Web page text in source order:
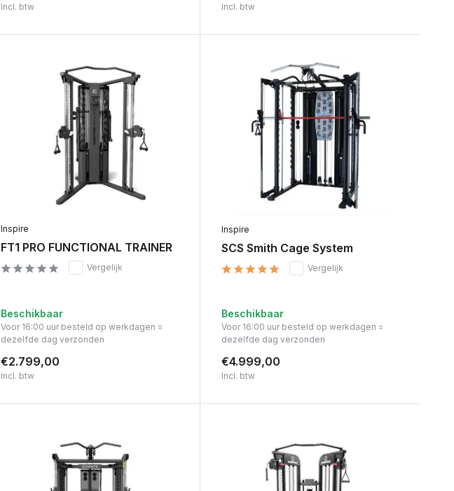
Incl. btw Incl. btw
Inspire
FT1 PRO FUNCTIONAL TRAINER
Vergelijk
Beschikbaar
Voor 16:00 uur besteld op werkdagen =
dezelfde dag verzonden
€2.799,00
Incl. btw
Inspire
SCS Smith Cage System
Vergelijk
Beschikbaar
Voor 16:00 uur besteld op werkdagen =
dezelfde dag verzonden
€4.999,00
Incl. btw